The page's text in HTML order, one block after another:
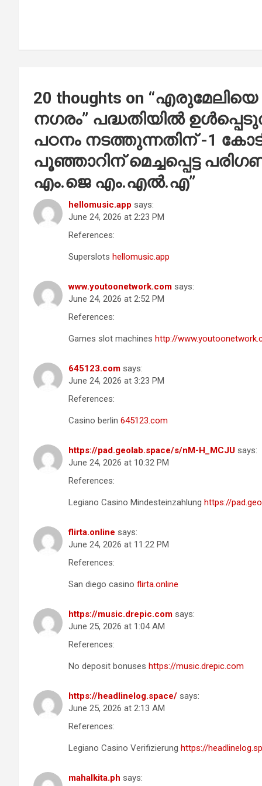
20 thoughts on “
നഗരം” പദ്ധതിയിൽ
പഠനം നടത്തുന്നതിന് -1
പൂഞ്ഞാറിന് മെച്ചപ്പെട്ട
എം.ജെ എം.എൽ.എ”
hellomusic.app says:
June 24, 2026 at 2:23 PM
References:
Superslots hellomusic.app
www.youtoonetwork.com says:
June 24, 2026 at 2:52 PM
References:
Games slot machines http://
645123.com says:
June 24, 2026 at 3:23 PM
References:
Casino berlin 645123.com
https://pad.geolab.space/s/nM-H_MCJU says:
June 24, 2026 at 10:32 PM
References:
Legiano Casino Mindesteinzahlung https://
flirta.online says:
June 24, 2026 at 11:22 PM
References:
San diego casino flirta.online
https://music.drepic.com says:
June 25, 2026 at 1:04 AM
References:
No deposit bonuses https://music.drepic.com
https://headlinelog.space/ says:
June 25, 2026 at 2:13 AM
References:
Legiano Casino Verifizierung https://
mahalkita.ph says: